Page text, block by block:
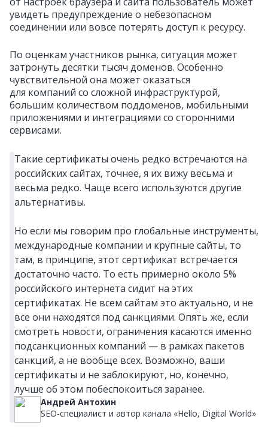
увидеть предупреждение о небезопасном
соединении или вовсе потерять доступ к ресурсу.
По оценкам участников рынка, ситуация может
затронуть десятки тысяч доменов. Особенно
чувствительной она может оказаться
для компаний со сложной инфраструктурой,
большим количеством поддоменов, мобильными
приложениями и интеграциями со сторонними
сервисами.
Такие сертификаты очень редко встречаются на
российских сайтах, точнее, я их вижу весьма и
весьма редко. Чаще всего используются другие
альтернативы.
Но если мы говорим про глобальные инструменты,
международные компании и крупные сайты, то
там, в принципе, этот сертификат встречается
достаточно часто. То есть примерно около 5%
российского интернета сидит на этих
сертификатах. Не всем сайтам это актуально, и не
все они находятся под санкциями. Опять же, если
смотреть новости, ограничения касаются именно
подсанкционных компаний — в рамках пакетов
санкций, а не вообще всех. Возможно, ваши
сертификаты и не заблокируют, но, конечно,
лучше об этом побеспокоиться заранее.
Андрей Антохин
SEO-специалист и автор канала «Hello, Digital World»